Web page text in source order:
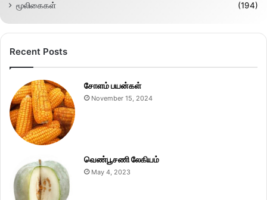
மூலிகைகள் (194)
Recent Posts
சோளம் பயன்கள்
November 15, 2024
வெண்பூசணி லேகியம்
May 4, 2023